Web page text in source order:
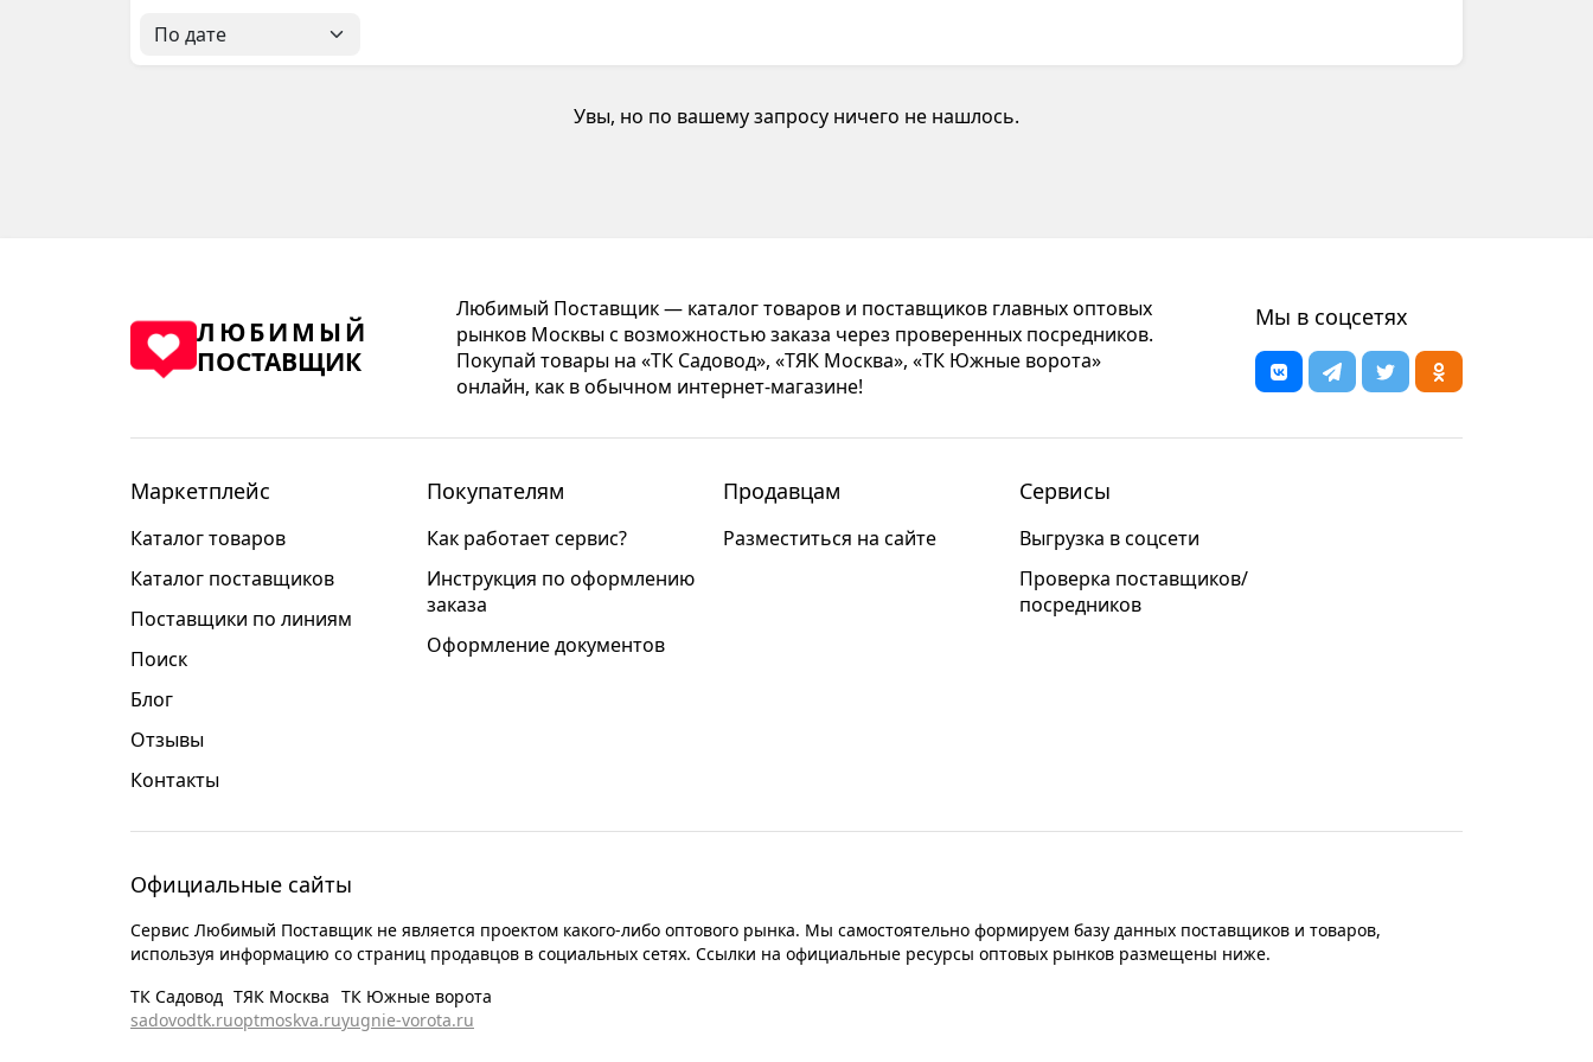
Увы, но по вашему запросу ничего не нашлось.
ЛЮБИМЫЙ
ПОСТАВЩИК
Любимый Поставщик — каталог товаров и поставщиков главных оптовых
рынков Москвы с возможностью заказа через проверенных посредников.
Покупай товары на «ТК Садовод», «ТЯК Москва», «ТК Южные ворота»
онлайн, как в обычном интернет-магазине!
Мы в соцсетях
Маркетплейс
Каталог товаров
Каталог поставщиков
Поставщики по линиям
Поиск
Блог
Отзывы
Контакты
Покупателям
Как работает сервис?
Инструкция по оформлению
заказа
Оформление документов
Продавцам
Разместиться на сайте
Сервисы
Выгрузка в соцсети
Проверка поставщиков/
посредников
Официальные сайты
Сервис Любимый Поставщик не является проектом какого-либо оптового рынка. Мы самостоятельно формируем базу данных поставщиков и товаров,
используя информацию со страниц продавцов в социальных сетях. Ссылки на официальные ресурсы оптовых рынков размещены ниже.
ТК Садовод
sadovodtk.ru
ТЯК Москва
optmoskva.ru
ТК Южные ворота
yugnie-vorota.ru